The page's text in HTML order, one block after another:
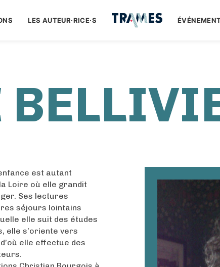
LES AUTEUR·RICE·S
est autant
Loire où elle grandit
Ses lectures
séjours lointains
elle suit des études
elle s’oriente vers
elle effectue des